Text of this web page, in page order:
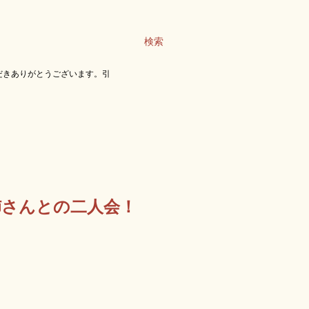
検索
ありがとうございます。引
んとの二人会！